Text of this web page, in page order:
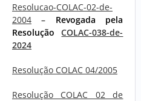
Resolucao-COLAC-02-de-
2004 – Revogada pela
ResoluçãoCOLAC-038-de-
2024
Resolução COLAC 04/2005
Resolução COLAC 02 de